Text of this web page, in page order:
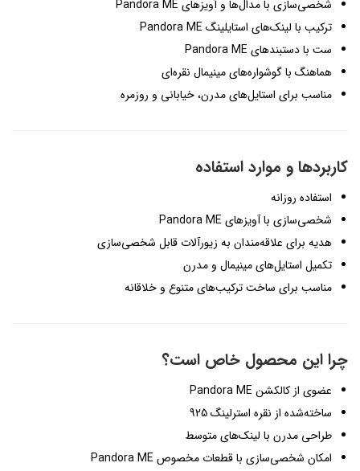
شخصی‌سازی با مدال‌ها و آویزهای Pandora ME
ترکیب با لینک‌های استایلینگ Pandora ME
ست با دستبندهای Pandora ME
هماهنگ با گوشواره‌های مینیمال نقره‌ای
مناسب برای استایل‌های مدرن، خیابانی و روزمره
کاربردها و موارد استفاده
استفاده روزانه
شخصی‌سازی با آویزهای Pandora ME
هدیه برای علاقه‌مندان به زیورآلات قابل شخصی‌سازی
تکمیل استایل‌های مینیمال و مدرن
مناسب برای ساخت ترکیب‌های متنوع و خلاقانه
چرا این محصول خاص است؟
عضوی از کالکشن Pandora ME
ساخته‌شده از نقره استرلینگ 925
طراحی مدرن با لینک‌های متوسط
امکان شخصی‌سازی با قطعات مخصوص Pandora ME